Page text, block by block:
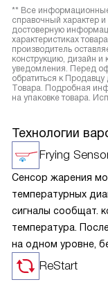
** Все
справочный характер
достоверную
характеристиках
производитель
конструкцию, дизайн и
уведомления. Перед
обратиться к Продавцу
Товара. Подробная
на упаковке товара.
Технологии
Frying
Сенсор жарения
температурных
сигналы сообщат.
температура.
на одном уровне,
а пригорание пищи
ReStart